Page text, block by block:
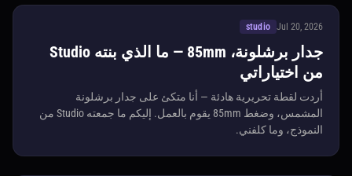
Jul 20, 2026
studio
جدار برشلونة، 85mm — ما الذي بنته Studio
من اختياراتي
أردت لقطة تحريرية هادئة — أنا متكئ على جدار برشلونة
المشمس، وضغط 85mm يقوم بالعمل. إليكم ما جمعته Studio من
النموذج، وما كلفني.